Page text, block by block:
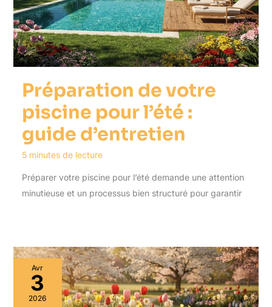
Préparation de votre
piscine pour l’été :
guide d’entretien
5 minutes de lecture
Préparer votre piscine pour l’été demande une attention
minutieuse et un processus bien structuré pour garantir
Avr
3
2026